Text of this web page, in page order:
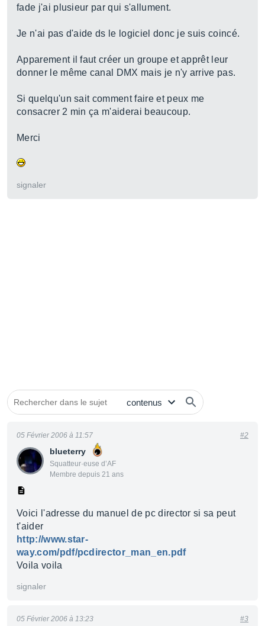
fade j'ai plusieur par qui s'allument.
Je n'ai pas d'aide ds le logiciel donc je suis coincé.
Apparement il faut créer un groupe et apprêt leur
donner le même canal DMX mais je n'y arrive pas.
Si quelqu'un sait comment faire et peux me
consacrer 2 min ça m'aiderai beaucoup.
Merci
signaler
blueterry
Squatteur·euse d’AF
Membre depuis 21 ans
05 Février 2006 à 11:57 #2
Voici l'adresse du manuel de pc director si sa peut
t'aider
http://www.star-
way.com/pdf/pcdirector_man_en.pdf
Voila voila
signaler
05 Février 2006 à 13:23 #3